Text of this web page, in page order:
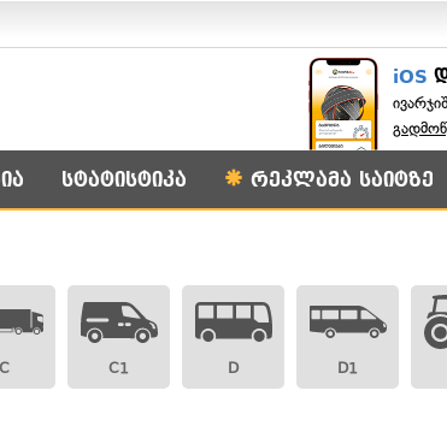
iOS
სტატისტიკა რეკლამა საიტზე
C C1 D D1